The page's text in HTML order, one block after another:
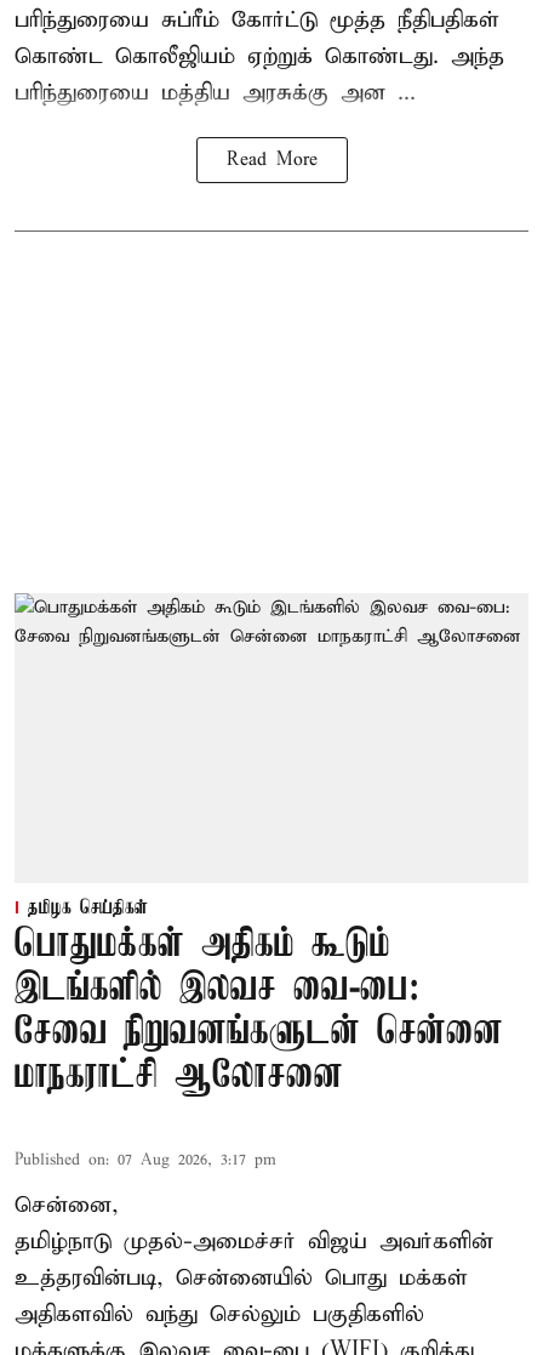
பரிந்துரையை சுப்ரீம் கோர்ட்டு மூத்த நீதிபதிகள்
கொண்ட கொலீஜியம் ஏற்றுக் கொண்டது. அந்த
பரிந்துரையை மத்திய அரசுக்கு அன ...
Read More
தமிழக செய்திகள்
பொதுமக்கள் அதிகம் கூடும்
இடங்களில் இலவச வை-பை:
சேவை நிறுவனங்களுடன் சென்னை
மாநகராட்சி ஆலோசனை
Published on: 07 Aug 2026, 3:17 pm
சென்னை,
தமிழ்நாடு முதல்-அமைச்சர் விஜய் அவர்களின்
உத்தரவின்படி, சென்னையில் பொது மக்கள்
அதிகளவில் வந்து செல்லும் பகுதிகளில்